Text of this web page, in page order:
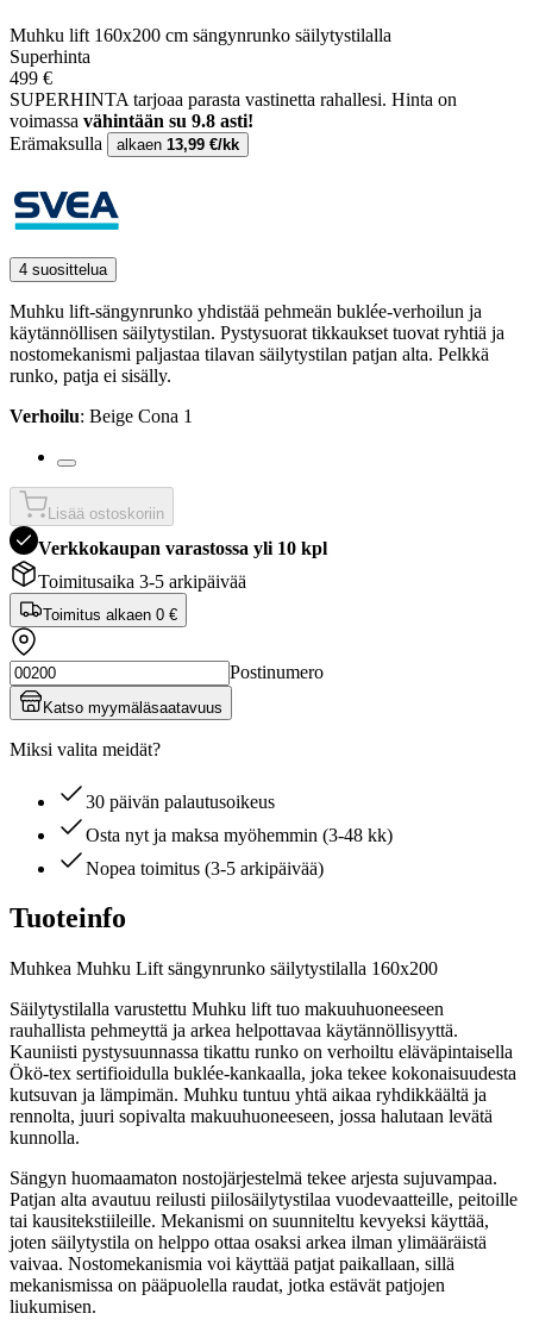
Muhku lift 160x200 cm sängynrunko säilytystilalla
Superhinta
499 €
SUPERHINTA tarjoaa parasta vastinetta rahallesi. Hinta on
voimassa vähintään su 9.8 asti!
Erämaksulla
alkaen 13,99 €/kk
4 suosittelua
Muhku lift-sängynrunko yhdistää pehmeän buklée-verhoilun ja
käytännöllisen säilytystilan. Pystysuorat tikkaukset tuovat ryhtiä ja
nostomekanismi paljastaa tilavan säilytystilan patjan alta. Pelkkä
runko, patja ei sisälly.
Verhoilu: Beige Cona 1
Lisää ostoskoriin
Verkkokaupan varastossa yli 10 kpl
Toimitusaika 3-5 arkipäivää
Toimitus alkaen 0 €
Postinumero
Katso myymäläsaatavuus
Miksi valita meidät?
30 päivän palautusoikeus
Osta nyt ja maksa myöhemmin (3-48 kk)
Nopea toimitus (3-5 arkipäivää)
Tuoteinfo
Muhkea Muhku Lift sängynrunko säilytystilalla 160x200
Säilytystilalla varustettu Muhku lift tuo makuuhuoneeseen
rauhallista pehmeyttä ja arkea helpottavaa käytännöllisyyttä.
Kauniisti pystysuunnassa tikattu runko on verhoiltu eläväpintaisella
Ökö-tex sertifioidulla buklée-kankaalla, joka tekee kokonaisuudesta
kutsuvan ja lämpimän. Muhku tuntuu yhtä aikaa ryhdikkäältä ja
rennolta, juuri sopivalta makuuhuoneeseen, jossa halutaan levätä
kunnolla.
Sängyn huomaamaton nostojärjestelmä tekee arjesta sujuvampaa.
Patjan alta avautuu reilusti piilosäilytystilaa vuodevaatteille, peitoille
tai kausitekstiileille. Mekanismi on suunniteltu kevyeksi käyttää,
joten säilytystila on helppo ottaa osaksi arkea ilman ylimääräistä
vaivaa. Nostomekanismia voi käyttää patjat paikallaan, sillä
mekanismissa on pääpuolella raudat, jotka estävät patjojen
liukumisen.